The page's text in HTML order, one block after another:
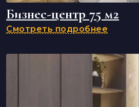
Бизнес-центр 75 м2
Смотреть подробнее